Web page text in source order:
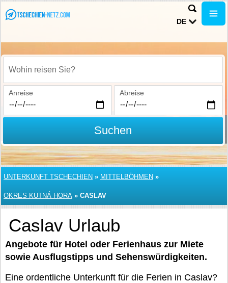
DE
Wohin reisen Sie?
Anreise Abreise
Suchen
UNTERKUNFT TSCHECHIEN » MITTELBÖHMEN »
OKRES KUTNÁ HORA » CASLAV
Caslav Urlaub
Angebote für Hotel oder Ferienhaus zur Miete
sowie Ausflugstipps und Sehenswürdigkeiten.
Eine ordentliche Unterkunft für die Ferien in Caslav?